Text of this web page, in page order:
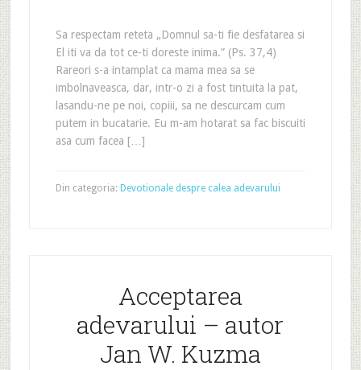
Sa respectam reteta „Domnul sa-ti fie desfatarea si
El iti va da tot ce-ti doreste inima.” (Ps. 37,4)
Rareori s-a intamplat ca mama mea sa se
imbolnaveasca, dar, intr-o zi a fost tintuita la pat,
lasandu-ne pe noi, copiii, sa ne descurcam cum
putem in bucatarie. Eu m-am hotarat sa fac biscuiti
asa cum facea […]
Din categoria: Devotionale despre calea adevarului
Acceptarea
adevarului – autor
Jan W. Kuzma